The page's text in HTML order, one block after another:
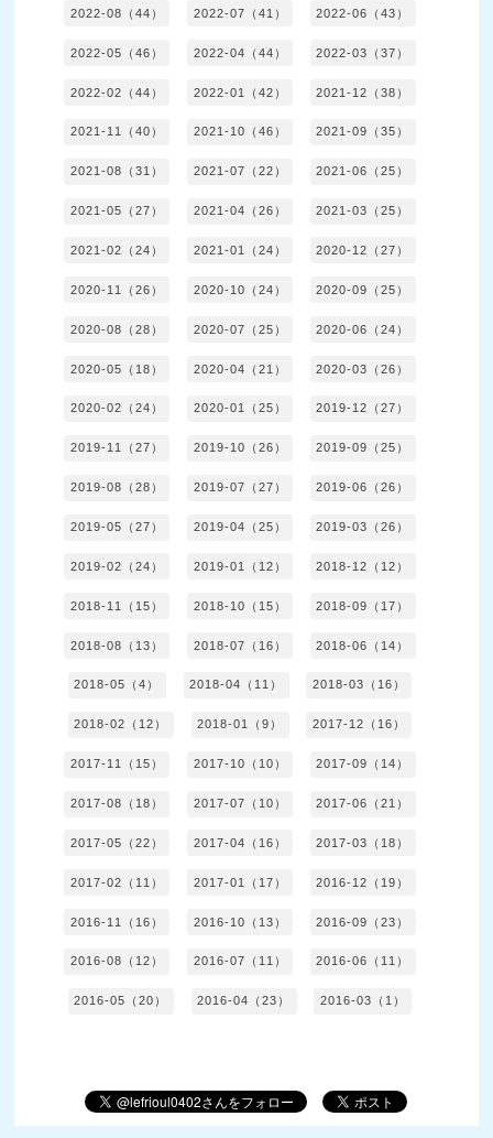
2022-08（44） 2022-07（41） 2022-06（43）
2022-05（46） 2022-04（44） 2022-03（37）
2022-02（44） 2022-01（42） 2021-12（38）
2021-11（40） 2021-10（46） 2021-09（35）
2021-08（31） 2021-07（22） 2021-06（25）
2021-05（27） 2021-04（26） 2021-03（25）
2021-02（24） 2021-01（24） 2020-12（27）
2020-11（26） 2020-10（24） 2020-09（25）
2020-08（28） 2020-07（25） 2020-06（24）
2020-05（18） 2020-04（21） 2020-03（26）
2020-02（24） 2020-01（25） 2019-12（27）
2019-11（27） 2019-10（26） 2019-09（25）
2019-08（28） 2019-07（27） 2019-06（26）
2019-05（27） 2019-04（25） 2019-03（26）
2019-02（24） 2019-01（12） 2018-12（12）
2018-11（15） 2018-10（15） 2018-09（17）
2018-08（13） 2018-07（16） 2018-06（14）
2018-05（4） 2018-04（11） 2018-03（16）
2018-02（12） 2018-01（9） 2017-12（16）
2017-11（15） 2017-10（10） 2017-09（14）
2017-08（18） 2017-07（10） 2017-06（21）
2017-05（22） 2017-04（16） 2017-03（18）
2017-02（11） 2017-01（17） 2016-12（19）
2016-11（16） 2016-10（13） 2016-09（23）
2016-08（12） 2016-07（11） 2016-06（11）
2016-05（20） 2016-04（23） 2016-03（1）